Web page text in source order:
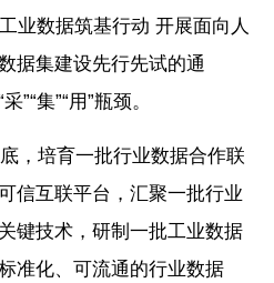
业数据筑基行动 开展面向人
据集建设先行先试的通
集”“用”瓶颈。
，培育一批行业数据合作联
信互联平台，汇聚一批行业
键技术，研制一批工业数据
准化、可流通的行业数据